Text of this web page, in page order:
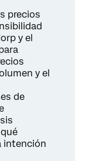
precios
y el
y el
de
intención